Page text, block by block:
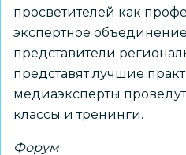
просветителей как
экспертное
представители
представят лучшие
медиаэксперты
классы и тренинги.
Форум